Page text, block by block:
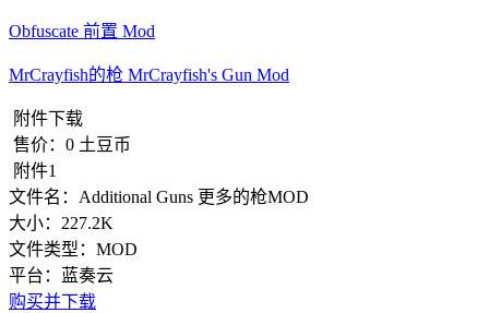
Obfuscate 前置 Mod
MrCrayfish的枪 MrCrayfish's Gun Mod
附件下载
售价： 0 土豆币
附件1
文件名： Additional Guns 更多的枪MOD
大小： 227.2K
文件类型： MOD
平台：
蓝奏云
购买并下载